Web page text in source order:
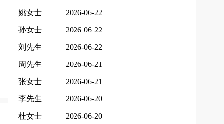
姚女士 2026-06-22
孙女士 2026-06-22
刘先生 2026-06-22
周先生 2026-06-21
张女士 2026-06-21
李先生 2026-06-20
杜女士 2026-06-20